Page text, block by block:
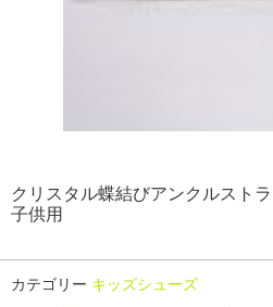
クリスタル蝶結びアンクルスト
子供用
カテゴリー キッズシューズ